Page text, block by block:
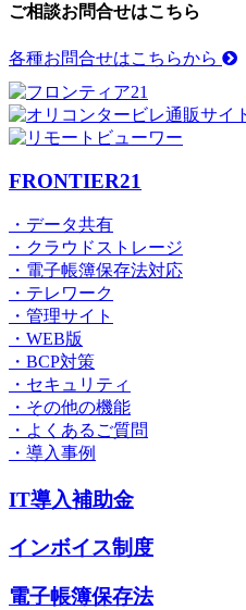
ご相談お問合せはこちら
各種お問合せはこちらから
FRONTIER21
・データ共有
・クラウドストレージ
・電子帳簿保存法対応
・テレワーク
・管理サイト
・WEB版
・BCP対策
・セキュリティ
・その他の機能
・よくあるご質問
・導入事例
IT導入補助金
インボイス制度
電子帳簿保存法